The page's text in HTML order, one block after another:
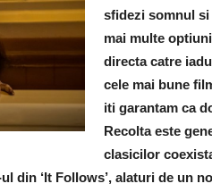
sfidezi somnul
mai multe
directa catre
cele mai bune
iti garantam ca
Recolta este
clasicilor
din ‘It Follows’, alaturi de un